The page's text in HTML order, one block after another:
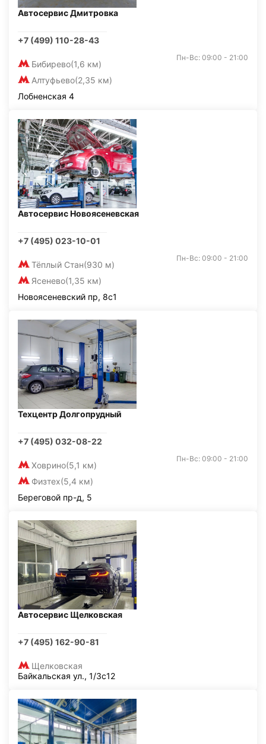
Автосервис Дмитровка
+7 (499) 110-28-43
Бибирево(1,6 км)
Алтуфьево(2,35 км)
Пн-Вс: 09:00 - 21:00
Лобненская 4
Автосервис Новоясеневская
+7 (495) 023-10-01
Тёплый Стан(930 м)
Ясенево(1,35 км)
Пн-Вс: 09:00 - 21:00
Новоясеневский пр, 8с1
Техцентр Долгопрудный
+7 (495) 032-08-22
Ховрино(5,1 км)
Физтех(5,4 км)
Пн-Вс: 09:00 - 21:00
Береговой пр-д, 5
Автосервис Щелковская
+7 (495) 162-90-81
Щелковская
Байкальская ул., 1/3с12